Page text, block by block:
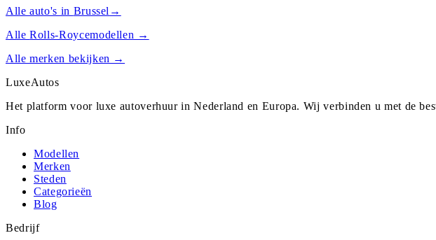
Alle auto's in Brussel →
AlleRolls-Roycemodellen →
Alle merken bekijken →
LuxeAutos
Het platform voor luxe autoverhuur in Nederland en Europa. Wij verbinden u met de
Info
Modellen
Merken
Steden
Categorieën
Blog
Bedrijf